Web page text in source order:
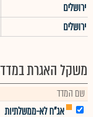
ירושלים
ירושלים
משקל האגרת
שם המדד
אג"ח לא-ממשלתיות